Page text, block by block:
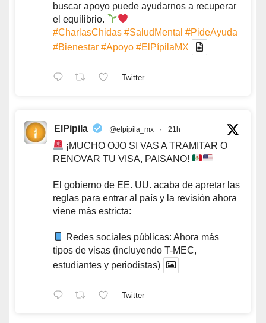
buscar apoyo puede ayudarnos a recuperar
el equilibrio.
#CharlasChidas #SaludMental #PideAyuda
#Bienestar #Apoyo #ElPípilaMX
Twitter
ElPipila @elpipila_mx · 21h
¡MUCHO OJO SI VAS A TRAMITAR O
RENOVAR TU VISA, PAISANO!
El gobierno de EE. UU. acaba de apretar las
reglas para entrar al país y la revisión ahora
viene más estricta:
Redes sociales públicas: Ahora más
tipos de visas (incluyendo T-MEC,
estudiantes y periodistas)
Twitter